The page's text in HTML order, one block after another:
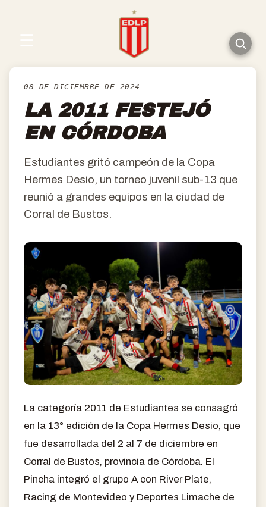
08 DE DICIEMBRE DE 2024
LA 2011 FESTEJÓ
EN CÓRDOBA
Estudiantes gritó campeón de la Copa
Hermes Desio, un torneo juvenil sub-13 que
reunió a grandes equipos en la ciudad de
Corral de Bustos.
La categoría 2011 de Estudiantes se consagró
en la 13° edición de la Copa Hermes Desio, que
fue desarrollada del 2 al 7 de diciembre en
Corral de Bustos, provincia de Córdoba. El
Pincha integró el grupo A con River Plate,
Racing de Montevideo y Deportes Limache de